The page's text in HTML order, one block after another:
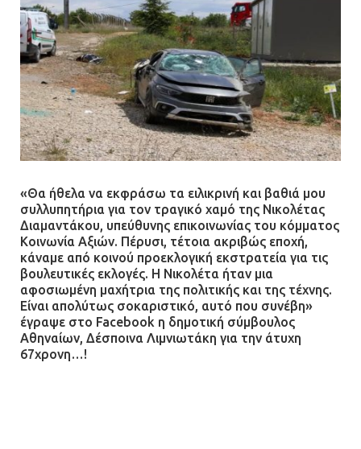
«Θα ήθελα να εκφράσω τα ειλικρινή και βαθιά μου
συλλυπητήρια για τον τραγικό χαμό της Νικολέτας
Διαμαντάκου, υπεύθυνης επικοινωνίας του κόμματος
Κοινωνία Αξιών. Πέρυσι, τέτοια ακριβώς εποχή,
κάναμε από κοινού προεκλογική εκστρατεία για τις
βουλευτικές εκλογές. Η Νικολέτα ήταν μια
αφοσιωμένη μαχήτρια της πολιτικής και της τέχνης.
Είναι απολύτως σοκαριστικό, αυτό που συνέβη»
έγραψε στο Facebook η δημοτική σύμβουλος
Αθηναίων, Δέσποινα Λιμνιωτάκη για την άτυχη
67χρονη…!